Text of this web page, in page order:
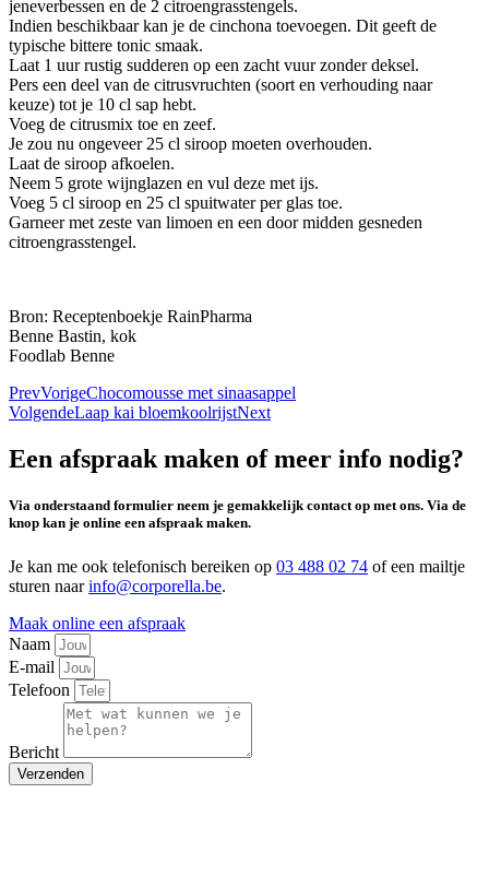
jeneverbessen en de 2 citroengrasstengels.
Indien beschikbaar kan je de cinchona toevoegen. Dit geeft de
typische bittere tonic smaak.
Laat 1 uur rustig sudderen op een zacht vuur zonder deksel.
Pers een deel van de citrusvruchten (soort en verhouding naar
keuze) tot je 10 cl sap hebt.
Voeg de citrusmix toe en zeef.
Je zou nu ongeveer 25 cl siroop moeten overhouden.
Laat de siroop afkoelen.
Neem 5 grote wijnglazen en vul deze met ijs.
Voeg 5 cl siroop en 25 cl spuitwater per glas toe.
Garneer met zeste van limoen en een door midden gesneden
citroengrasstengel.
Bron: Receptenboekje RainPharma
Benne Bastin, kok
Foodlab Benne
PrevVorigeChocomousse met sinaasappel
VolgendeLaap kai bloemkoolrijstNext
Een afspraak maken of meer info nodig?
Via onderstaand formulier neem je gemakkelijk contact op met ons. Via de
knop kan je online een afspraak maken.
Je kan me ook telefonisch bereiken op 03 488 02 74 of een mailtje
sturen naarinfo@corporella.be.
Maak online een afspraak
Naam
E-mail
Telefoon
Bericht
Verzenden